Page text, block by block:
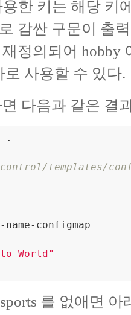
한 키는 해당 키
로 감싼 구문이 출
정의되어 hobby
로 사용할 수 있다.
다음과 같은 결
.
templates/
name-configmap
World"
를 없애면